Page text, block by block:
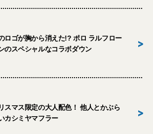
ロゴが胸から消えた!? ポロ ラルフロー
のスペシャルなコラボダウン
>
スマス限定の大人配色！ 他人とかぶら
カシミヤマフラー
>